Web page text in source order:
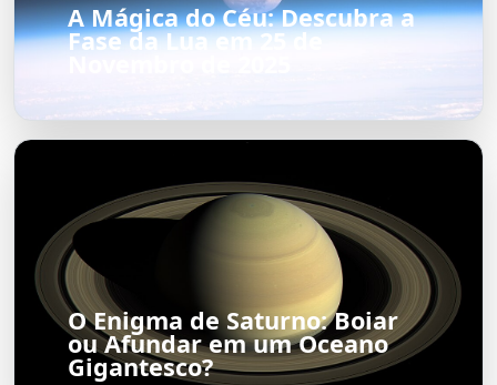
A Mágica do Céu: Descubra a
Fase da Lua em 25 de
O Enigma de Saturno: Boiar
ou Afundar em um Oceano
Gigantesco?